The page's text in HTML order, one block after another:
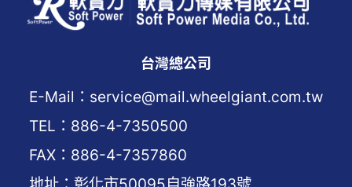
台灣總公司
E-Mail：service@mail.wheelgiant.com.tw
TEL：886-4-7350500
FAX：886-4-7357860